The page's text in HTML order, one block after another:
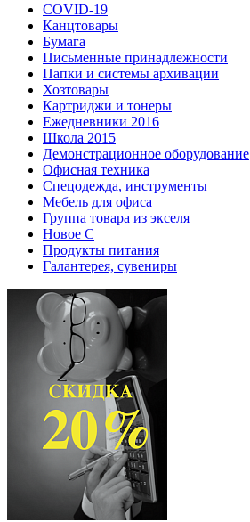
COVID-19
Канцтовары
Бумага
Письменные принадлежности
Папки и системы архивации
Хозтовары
Картриджи и тонеры
Ежедневники 2016
Школа 2015
Демонстрационное оборудование
Офисная техника
Спецодежда, инструменты
Мебель для офиса
Группа товара из экселя
Новое С
Продукты питания
Галантерея, сувениры